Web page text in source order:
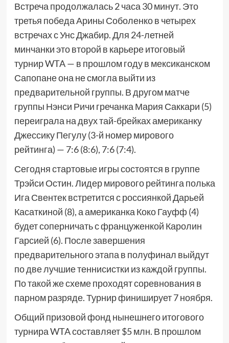
Встреча продолжалась 2 часа 30 минут. Это
третья победа Арины Соболенко в четырех
встречах с Унс Джабир. Для 24-летней
минчанки это второй в карьере итоговый
турнир WTA — в прошлом году в мексиканском
Сапопане она не смогла выйти из
предварительной группы. В другом матче
группы Нэнси Ричи гречанка Мария Саккари (5)
переиграла на двух тай-брейках американку
Джессику Пегулу (3-й номер мирового
рейтинга) — 7:6 (8:6), 7:6 (7:4).
Сегодня стартовые игры состоятся в группе
Трэйси Остин. Лидер мирового рейтинга полька
Ига Свентек встретится с россиянкой Дарьей
Касаткиной (8), а американка Коко Гауфф (4)
будет соперничать с француженкой Каролин
Гарсией (6). После завершения
предварительного этапа в полуфинал выйдут
по две лучшие теннисистки из каждой группы.
По такой же схеме проходят соревнования в
парном разряде. Турнир финиширует 7 ноября.
Общий призовой фонд нынешнего итогового
турнира WTA составляет $5 млн. В прошлом